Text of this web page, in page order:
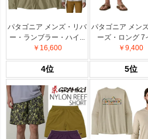
パタゴニア メンズ・リバ
ー・ランブラー・ハイ...
￥16,600
パタゴニア メン
ーズ・ロング 7
￥9,400
4位 5位